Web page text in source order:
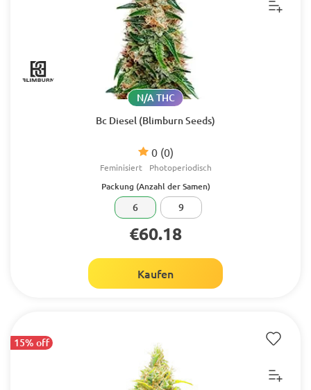
Bc Diesel (Blimburn Seeds)
0 (0)
N/A THC
Feminisiert Photoperiodisch
Packung (Anzahl der Samen)
6 9
€60.18
Kaufen
15% off